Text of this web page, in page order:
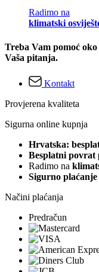
Radimo na
klimatski
Treba Vam pomoć
Vaša pitanja.
Kontakt
Provjerena kvaliteta
Sigurna online kupnja
Hrvatska:
Besplatni povrat
Radimo na
Sigurno plaćanje
Načini plaćanja
Predračun